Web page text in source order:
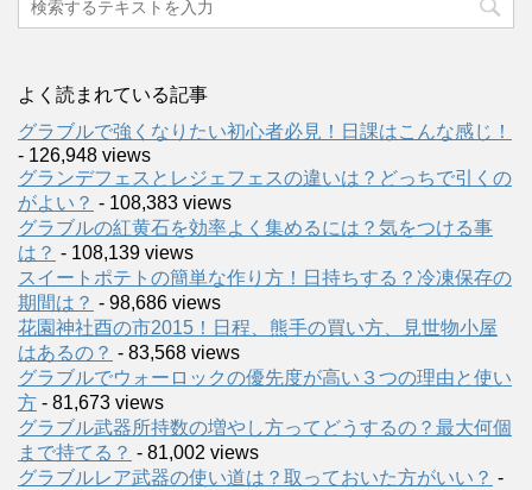
よく読まれている記事
グラブルで強くなりたい初心者必見！日課はこんな感じ！
- 126,948 views
グランデフェスとレジェフェスの違いは？どっちで引くの
がよい？ - 108,383 views
グラブルの紅黄石を効率よく集めるには？気をつける事
は？ - 108,139 views
スイートポテトの簡単な作り方！日持ちする？冷凍保存の
期間は？ - 98,686 views
花園神社酉の市2015！日程、熊手の買い方、見世物小屋
はあるの？ - 83,568 views
グラブルでウォーロックの優先度が高い３つの理由と使い
方 - 81,673 views
グラブル武器所持数の増やし方ってどうするの？最大何個
まで持てる？ - 81,002 views
グラブルレア武器の使い道は？取っておいた方がいい？ -